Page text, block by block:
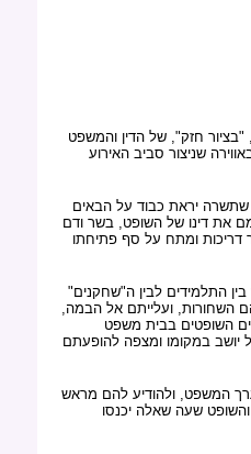
חזק", של הדין והמשפט
שניצור סביב האירוע
יראת כבוד על הבאים
את דינו של השופט, בשר ודם
דריכות ומתח על סף פתיחתו
התלמידים לבין ה"שחקנים"
השחורות, ועלייתם אל הבמה,
השופטים בבית משפט
במקומו ומצפה להופעתם
המשפט, ולהודיע להם מראש
שעה שאלה יכנסו